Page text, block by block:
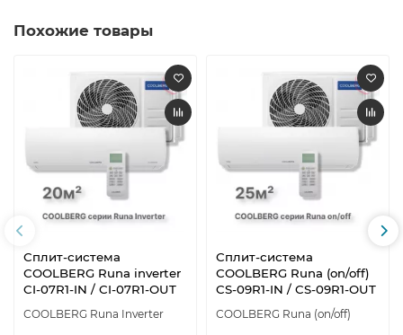
Похожие товары
Сплит-система
СOOLBERG Runa inverter
CI-07R1-IN / CI-07R1-OUT
СOOLBERG Runa Inverter
Сплит-система
СOOLBERG Runa (on/off)
CS-09R1-IN / CS-09R1-OUT
СOOLBERG Runa (on/off)